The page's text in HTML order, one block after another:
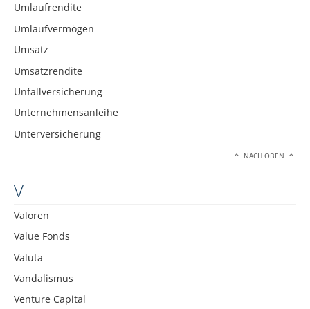
Umlaufrendite
Umlaufvermögen
Umsatz
Umsatzrendite
Unfallversicherung
Unternehmensanleihe
Unterversicherung
NACH OBEN
V
Valoren
Value Fonds
Valuta
Vandalismus
Venture Capital